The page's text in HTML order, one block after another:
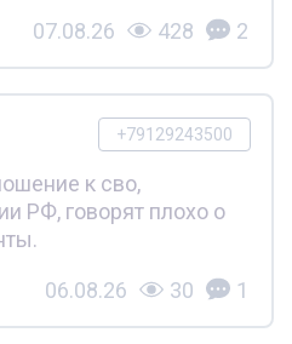
07.08.26 428 2
+79129243500
к сво,
РФ, говорят плохо о
06.08.26 30 1